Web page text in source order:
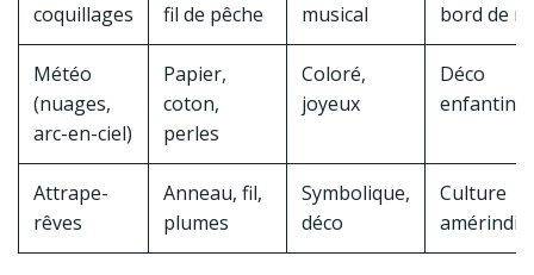
coquillages
fil de pêche
musical
bord de
Météo
(nuages,
arc-en-ciel)
Papier,
coton,
perles
Coloré,
joyeux
Déco
enfantine
Attrape-
rêves
Anneau, fil,
plumes
Symbolique,
déco
Culture